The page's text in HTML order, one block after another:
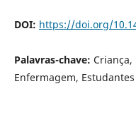
DOI: https://doi.org/
Palavras-chave: Criança,
Enfermagem, Estudantes